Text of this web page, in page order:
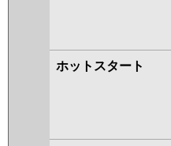
sil
ホットスタート